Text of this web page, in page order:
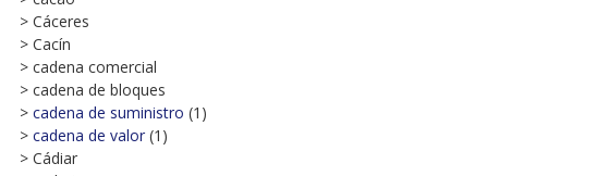
> Cáceres
> Cacín
> cadena comercial
> cadena de bloques
> cadena de suministro (1)
> cadena de valor (1)
> Cádiar